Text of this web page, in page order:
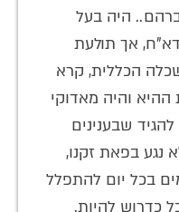
היה בעל
אך תולעת
הכללית, קרא
והיה מאדוקי
שבענינים
נגע בפאת זקנו,
בכל יום להתפלל
כדרוש להיות.